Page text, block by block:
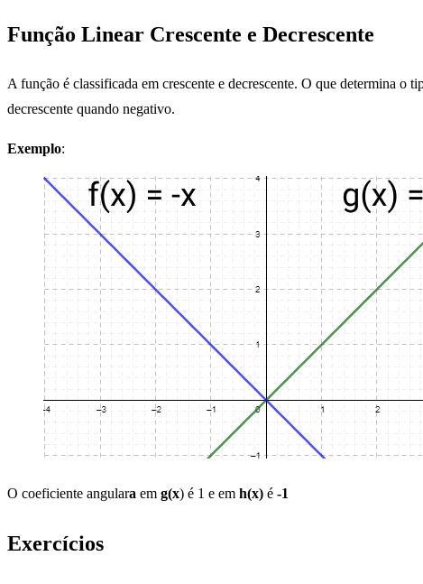
Função Linear Crescente e Decrescente
A função é classificada em crescente e decrescente. O que determina
decrescente quando negativo.
Exemplo:
O coeficiente angulara em g(x) é 1 e em h(x) é -1
Exercícios